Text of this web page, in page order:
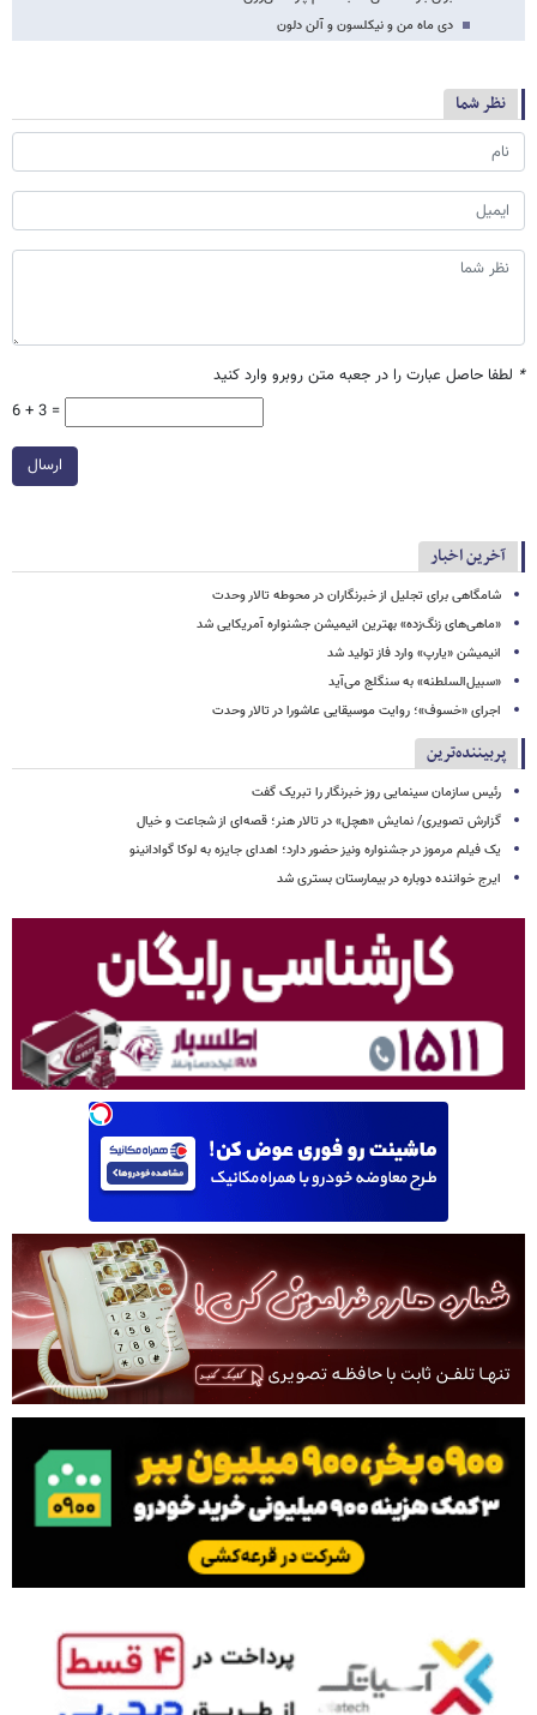
دی ماه من و نیکلسون و آلن دلون
نظر شما
* لطفا حاصل عبارت را در جعبه متن روبرو وارد کنید
6 + 3 =
ارسال
آخرین اخبار
شامگاهی برای تجلیل از خبرنگاران در محوطه تالار وحدت
«ماهی‌های زنگ‌زده» بهترین انیمیشن جشنواره آمریکایی شد
انیمیشن «یارپ» وارد فاز تولید شد
«سبیل‌السلطنه» به سنگلج می‌آید
اجرای «خسوف»؛ روایت موسیقایی عاشورا در تالار وحدت
پربیننده‌ترین
رئیس سازمان سینمایی روز خبرنگار را تبریک گفت
گزارش تصویری/ نمایش «هچل» در تالار هنر؛ قصه‌ای از شجاعت و خیال
یک فیلم مرموز در جشنواره ونیز حضور دارد؛ اهدای جایزه به لوکا گوادانینو
ایرج خواننده دوباره در بیمارستان بستری شد